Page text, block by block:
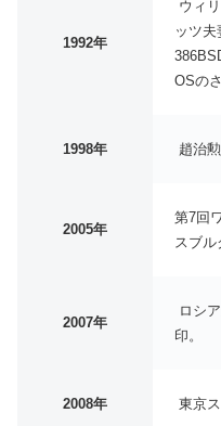
1992年
ウィ
ッツ
OSの
1998年 趙治
2005年
第7回
スブル
2007年
ロシ
印。
2008年 東京